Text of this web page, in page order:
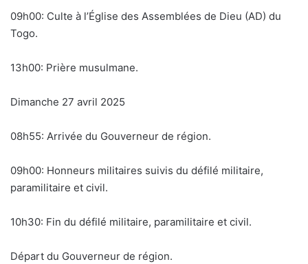
09h00: Culte à l’Église des Assemblées de Dieu (AD) du
Togo.
13h00: Prière musulmane.
Dimanche 27 avril 2025
08h55: Arrivée du Gouverneur de région.
09h00: Honneurs militaires suivis du défilé militaire,
paramilitaire et civil.
10h30: Fin du défilé militaire, paramilitaire et civil.
Départ du Gouverneur de région.